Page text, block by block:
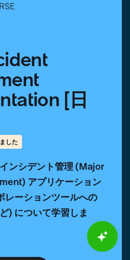
[日
した
ンシデント管理 (Major
アプリケーション
レーションツールへの
) について学習しま